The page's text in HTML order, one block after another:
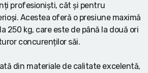
profesioniști, cât și pentru
Acestea oferă o presiune maximă
250 kg, care este de până la două ori
concurenților săi.
din materiale de calitate excelentă,